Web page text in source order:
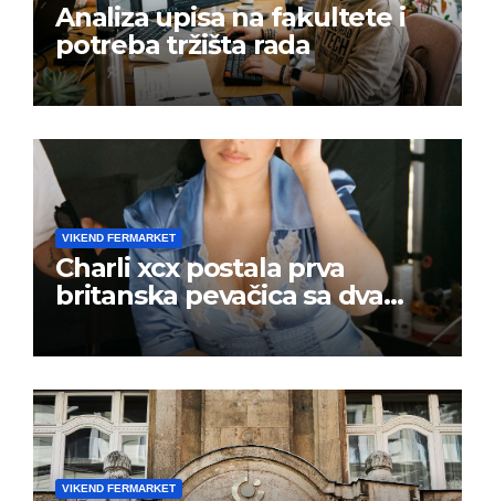
Analiza upisa na fakultete i
potreba tržišta rada
VIKEND FERMARKET
Charli xcx postala prva
britanska pevačica sa dva
albuma na prvom mestu u
istoj kalendarskoj godini
VIKEND FERMARKET